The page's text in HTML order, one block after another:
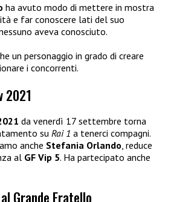
ha avuto modo di mettere in mostra
e far conoscere lati del suo
aveva conosciuto.
un personaggio in grado di creare
i concorrenti.
2021
da venerdì 17 settembre torna
su Rai 1 a tenerci compagni.
anche Stefania Orlando, reduce
al GF Vip 5. Ha partecipato anche
Grande Fratello